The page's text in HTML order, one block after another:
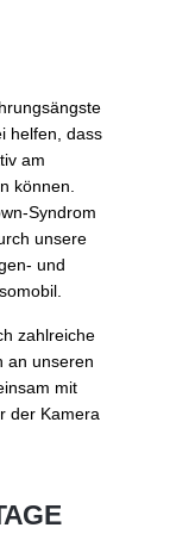
helfen, dass
am
können.
Syndrom
unsere
und
zahlreiche
an unseren
mit
der Kamera